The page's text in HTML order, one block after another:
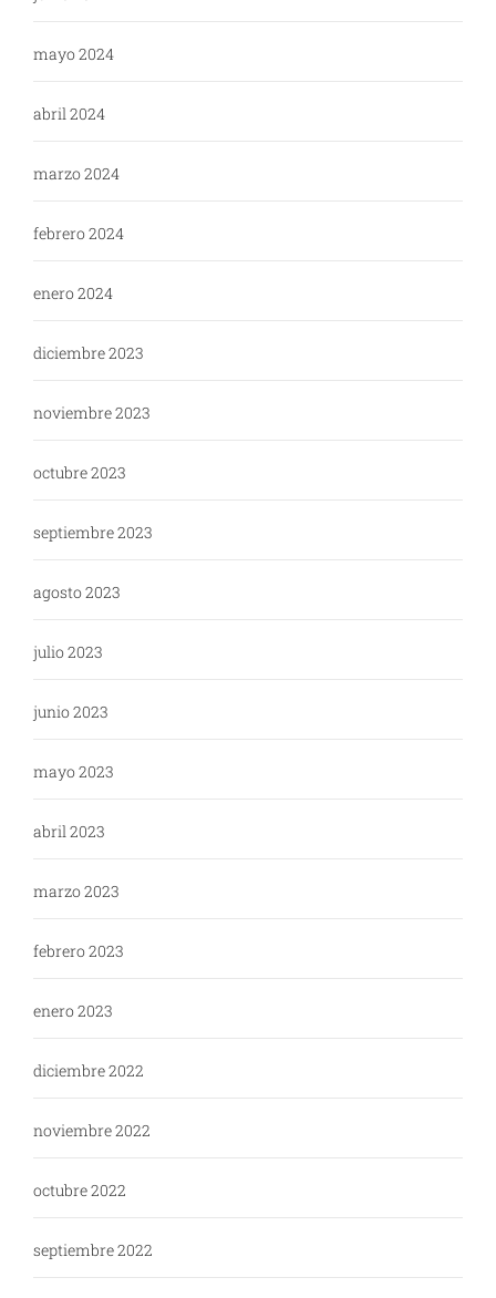
mayo 2024
abril 2024
marzo 2024
febrero 2024
enero 2024
diciembre 2023
noviembre 2023
octubre 2023
septiembre 2023
agosto 2023
julio 2023
junio 2023
mayo 2023
abril 2023
marzo 2023
febrero 2023
enero 2023
diciembre 2022
noviembre 2022
octubre 2022
septiembre 2022